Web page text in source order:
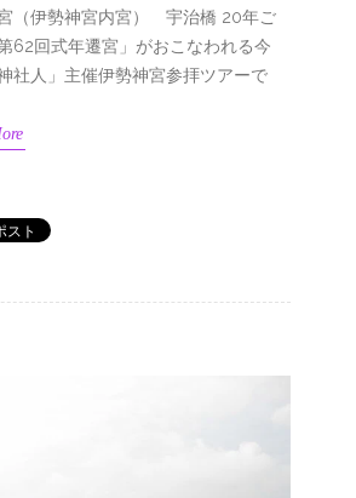
（伊勢神宮内宮） 宇治橋 20年ご
62回式年遷宮」がおこなわれる今
社人」主催伊勢神宮参拝ツアーで